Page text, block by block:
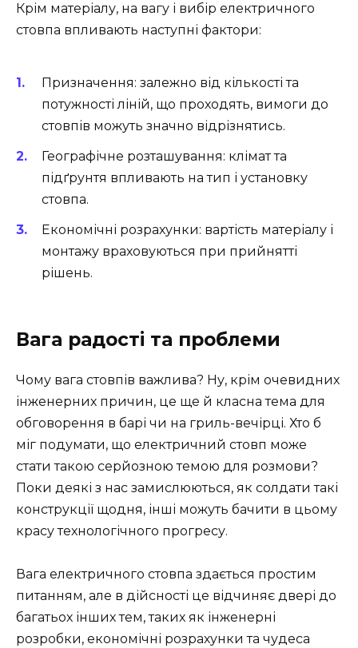
Крім матеріалу, на вагу і вибір електричного
стовпа впливають наступні фактори:
Призначення: залежно від кількості та
потужності ліній, що проходять, вимоги до
стовпів можуть значно відрізнятись.
Географічне розташування: клімат та
підґрунтя впливають на тип і установку
стовпа.
Економічні розрахунки: вартість матеріалу і
монтажу враховуються при прийнятті
рішень.
Вага радості та проблеми
Чому вага стовпів важлива? Ну, крім очевидних
інженерних причин, це ще й класна тема для
обговорення в барі чи на гриль-вечірці. Хто б
міг подумати, що електричний стовп може
стати такою серйозною темою для розмови?
Поки деякі з нас замислюються, як солдати такі
конструкції щодня, інші можуть бачити в цьому
красу технологічного прогресу.
Вага електричного стовпа здається простим
питанням, але в дійсності це відчиняє двері до
багатьох інших тем, таких як інженерні
розробки, економічні розрахунки та чудеса